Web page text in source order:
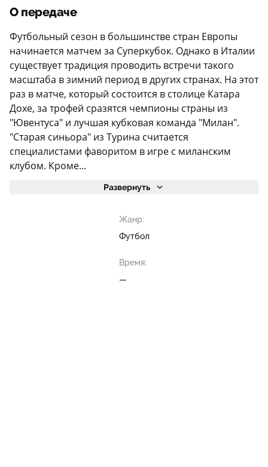
О передаче
Футбольный сезон в большинстве стран Европы
начинается матчем за Суперкубок. Однако в Италии
существует традиция проводить встречи такого
масштаба в зимний период в других странах. На этот
раз в матче, который состоится в столице Катара
Дохе, за трофей сразятся чемпионы страны из
"Ювентуса" и лучшая кубковая команда "Милан".
"Старая синьора" из Турина считается
специалистами фаворитом в игре с миланским
клубом. Кроме...
Развернуть
Жанр:
Футбол
Время:
—